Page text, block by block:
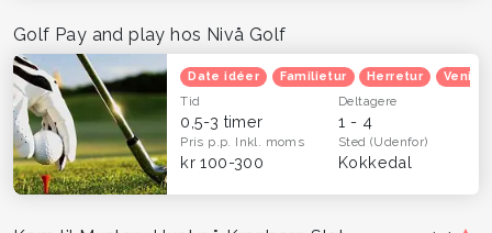
Golf Pay and play hos Nivå Golf
Date idéer Familietur Herretur
Tid
0,5-3 timer
Deltagere
1 - 4
Pris p.p. Inkl. moms
kr 100-300
Sted(Udenfor)
Kokkedal